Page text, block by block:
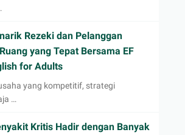
Rezeki dan Pelanggan
yang Tepat Bersama EF
for Adults
yang kompetitif, strategi
…
Kritis Hadir dengan Banyak